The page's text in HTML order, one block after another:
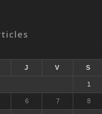
J V S
1
6 7 8